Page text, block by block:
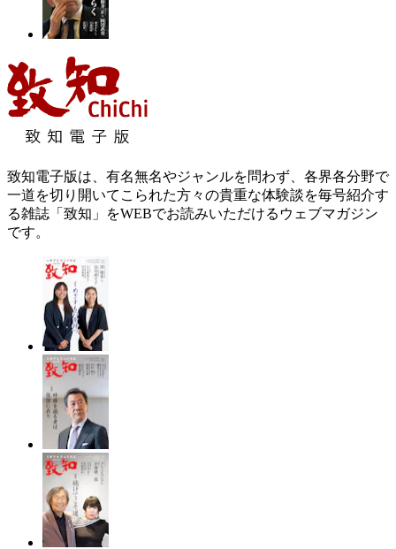
致知電子版は、有名無名やジャンルを問わず、各界各分野で
一道を切り開いてこられた方々の貴重な体験談を毎号紹介す
る雑誌「致知」をWEBでお読みいただけるウェブマガジン
です。